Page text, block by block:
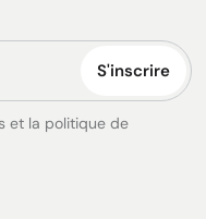
S'inscrire
et la politique de